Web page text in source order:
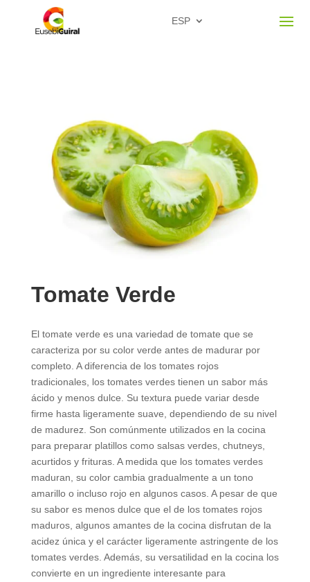
ESP
Tomate Verde
El tomate verde es una variedad de tomate que se
caracteriza por su color verde antes de madurar por
completo. A diferencia de los tomates rojos
tradicionales, los tomates verdes tienen un sabor más
ácido y menos dulce. Su textura puede variar desde
firme hasta ligeramente suave, dependiendo de su nivel
de madurez. Son comúnmente utilizados en la cocina
para preparar platillos como salsas verdes, chutneys,
acurtidos y frituras. A medida que los tomates verdes
maduran, su color cambia gradualmente a un tono
amarillo o incluso rojo en algunos casos. A pesar de que
su sabor es menos dulce que el de los tomates rojos
maduros, algunos amantes de la cocina disfrutan de la
acidez única y el carácter ligeramente astringente de los
tomates verdes. Además, su versatilidad en la cocina los
convierte en un ingrediente interesante para